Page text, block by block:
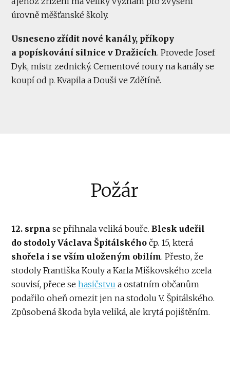
úrovně měšťanské školy.
Usneseno zřídit nové kanály, příkopy
a popískování silnice v Dražicích. Provede Josef
Dyk, mistr zednický. Cementové roury na kanály se
koupí od p. Kvapila a Douši ve Zdětíně.
Požár
12. srpna se přihnala veliká bouře.Blesk udeřil
do stodoly Václava Špitálského čp. 15, která
shořela i se vším uloženým obilím. Přesto, že
stodoly Františka Kouly a Karla Miškovského zcela
souvisí, přece sehasičstvu a ostatním občanům
podařilo oheň omezit jen na stodolu V. Špitálského.
Způsobená škoda byla veliká, ale krytá pojištěním.